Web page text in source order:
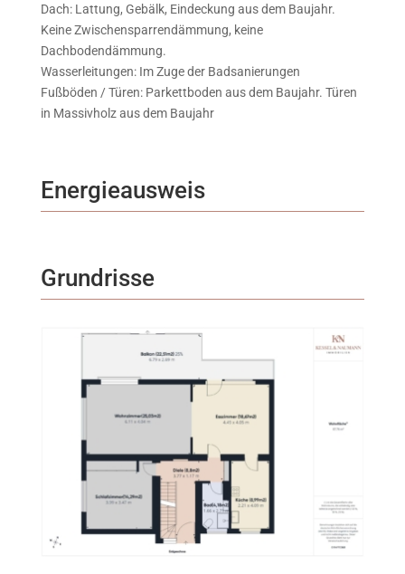
Dach: Lattung, Gebälk, Eindeckung aus dem Baujahr.
Keine Zwischensparrendämmung, keine
Dachbodendämmung.
Wasserleitungen: Im Zuge der Badsanierungen
Fußböden / Türen: Parkettboden aus dem Baujahr. Türen
in Massivholz aus dem Baujahr
Energieausweis
Grundrisse